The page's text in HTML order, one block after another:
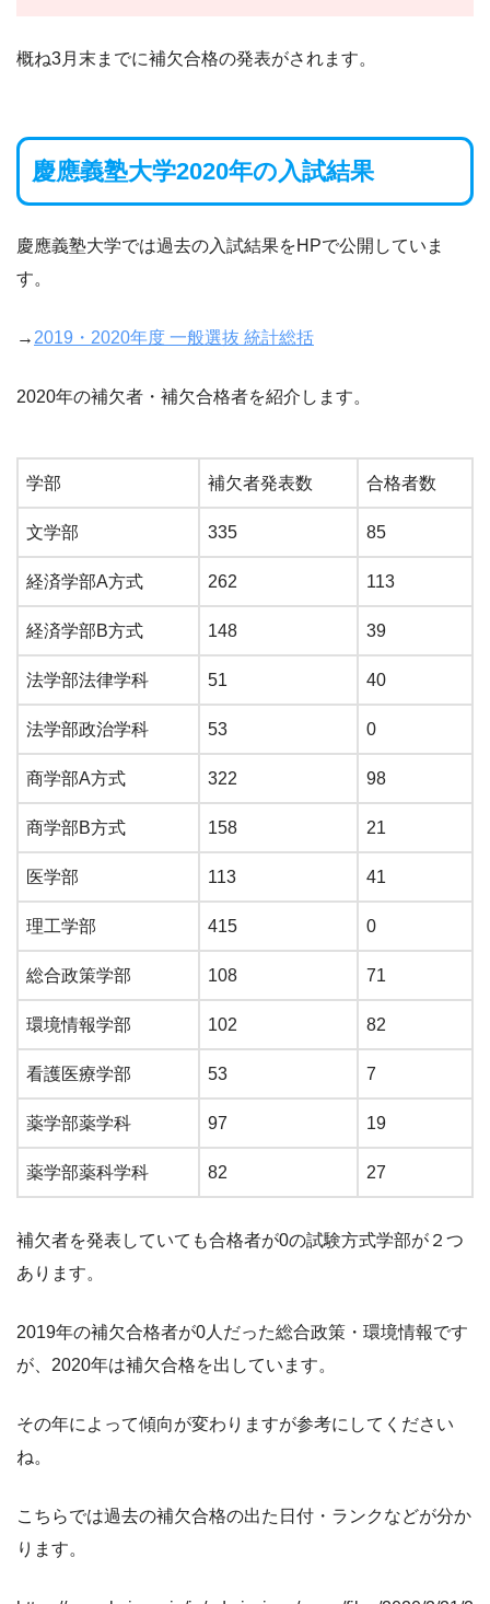
概ね3月末までに補欠合格の発表がされます。
慶應義塾大学2020年の入試結果
慶應義塾大学では過去の入試結果をHPで公開していま
す。
→2019・2020年度 一般選抜 統計総括
2020年の補欠者・補欠合格者を紹介します。
学部 補欠者発表数 合格者数
文学部 335 85
経済学部A方式 262 113
経済学部B方式 148 39
法学部法律学科 51 40
法学部政治学科 53 0
商学部A方式 322 98
商学部B方式 158 21
医学部 113 41
理工学部 415 0
総合政策学部 108 71
環境情報学部 102 82
看護医療学部 53 7
薬学部薬学科 97 19
薬学部薬科学科 82 27
補欠者を発表していても合格者が0の試験方式学部が２つ
あります。
2019年の補欠合格者が0人だった総合政策・環境情報です
が、2020年は補欠合格を出しています。
その年によって傾向が変わりますが参考にしてください
ね。
こちらでは過去の補欠合格の出た日付・ランクなどが分か
ります。